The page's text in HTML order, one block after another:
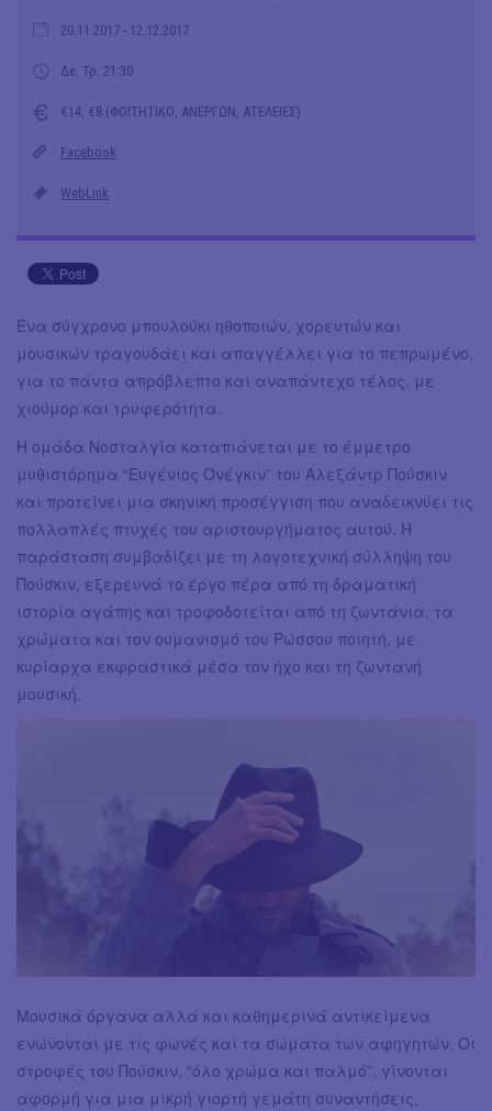
20.11.2017 - 12.12.2017
Δε, Τρ: 21:30
€14, €8 (ΦΟΙΤΗΤΙΚΟ, ΑΝΕΡΓΩΝ, ΑΤΕΛΕΙΕΣ)
Facebook
WebLink
Ένα σύγχρονο μπουλούκι ηθοποιών, χορευτών και
μουσικών τραγουδάει και απαγγέλλει για το πεπρωμένο,
για το πάντα απρόβλεπτο και αναπάντεχο τέλος, με
χιούμορ και τρυφερότητα.
Η ομάδα Νοσταλγία καταπιάνεται με το έμμετρο
μυθιστόρημα “Ευγένιος Ονέγκιν” του Αλεξάντρ Πούσκιν
και προτείνει μια σκηνική προσέγγιση που αναδεικνύει τις
πολλαπλές πτυχές του αριστουργήματος αυτού. Η
παράσταση συμβαδίζει με τη λογοτεχνική σύλληψη του
Πούσκιν, εξερευνά το έργο πέρα από τη δραματική
ιστορία αγάπης και τροφοδοτείται από τη ζωντάνια, τα
χρώματα και τον ουμανισμό του Ρώσσου ποιητή, με
κυρίαρχα εκφραστικά μέσα τον ήχο και τη ζωντανή
μουσική.
Μουσικά όργανα αλλά και καθημερινά αντικείμενα
ενώνονται με τις φωνές και τα σώματα των αφηγητών. Οι
στροφές του Πούσκιν, “όλο χρώμα και παλμό”, γίνονται
αφορμή για μια μικρή γιορτή γεμάτη συναντήσεις,